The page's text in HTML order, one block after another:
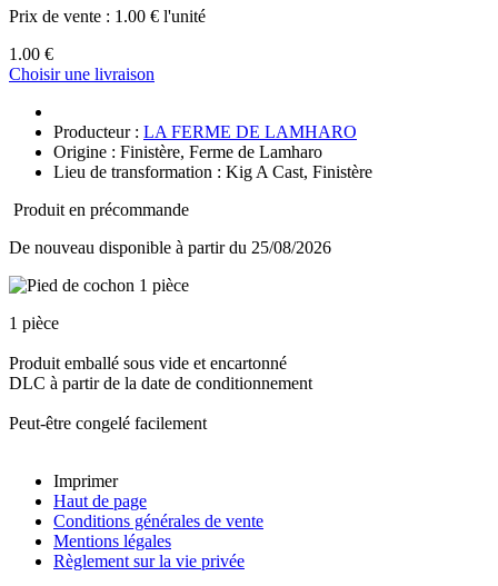
Prix de vente : 1.00 € l'unité
1.00 €
Choisir une livraison
Producteur : LA FERME DE LAMHARO
Origine : Finistère, Ferme de Lamharo
Lieu de transformation : Kig A Cast, Finistère
Produit en précommande
De nouveau disponible à partir du 25/08/2026
1 pièce
Produit emballé sous vide et encartonné
DLC à partir de la date de conditionnement
Peut-être congelé facilement
Imprimer
Haut de page
Conditions générales de vente
Mentions légales
Règlement sur la vie privée